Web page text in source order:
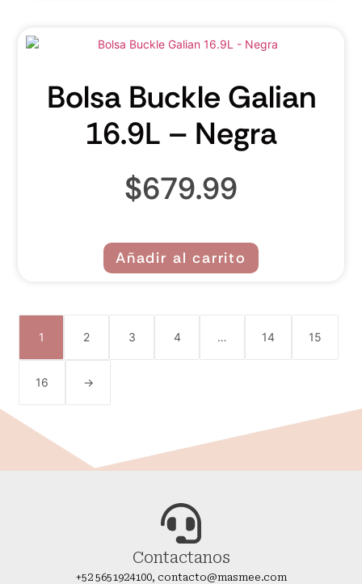
Bolsa Buckle Galian
16.9L – Negra
$679.99
Añadir al carrito
1 2 3 4 … 14 15
16 →
Contactanos
+52 5651924100, contacto@masmee.com